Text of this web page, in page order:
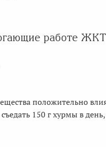
работе ЖКТ
положительно
150 г хурмы в